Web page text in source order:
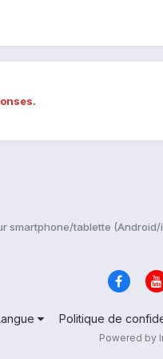
smartphone/tablette
Politique de
Powered by